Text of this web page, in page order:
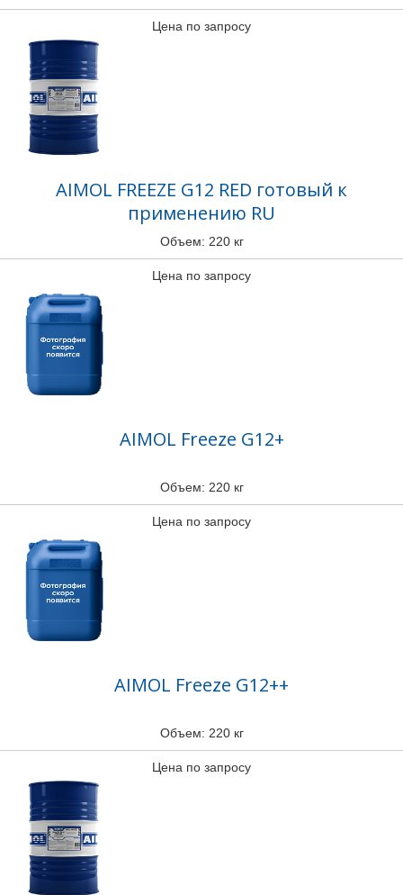
Цена по запросу
AIMOL FREEZE G12 RED готовый к
применению RU
Объем: 220 кг
Цена по запросу
AIMOL Freeze G12+
Объем: 220 кг
Цена по запросу
AIMOL Freeze G12++
Объем: 220 кг
Цена по запросу